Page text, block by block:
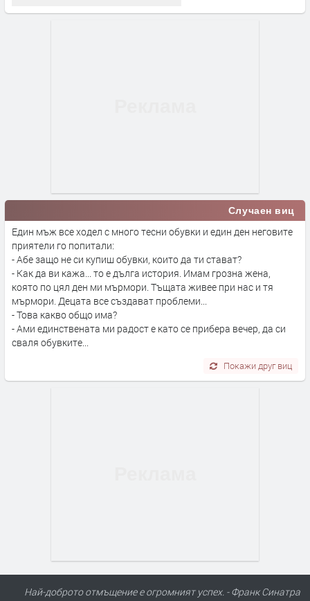
Случаен виц
Един мъж все ходел с много тесни обувки и един ден неговите
приятели го попитали:
- Абе защо не си купиш обувки, които да ти стават?
- Как да ви кажа... то е дълга история. Имам грозна жена,
която по цял ден ми мърмори. Тъщата живее при нас и тя
мърмори. Децата все създават проблеми...
- Това какво общо има?
- Ами единствената ми радост е като се прибера вечер, да си
сваля обувките...
Покажи друг виц
Най-доброто отмъщение е огромният успех. - Франк Синатра